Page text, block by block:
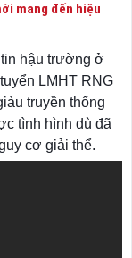
mang đến hiệu
hậu trường ở
LMHT RNG
truyền thống
tình hình dù đã
cơ giải thể.